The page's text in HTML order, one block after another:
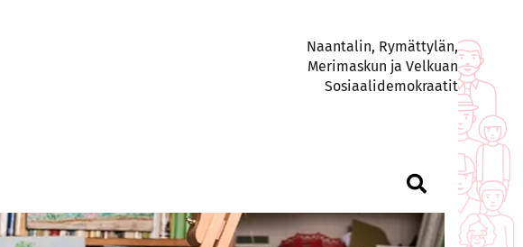
Naantalin, Rymättylän,
Merimaskun ja Velkuan
Sosiaalidemokraatit